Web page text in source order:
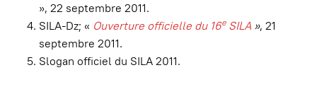
», 22 septembre 2011.
SILA-Dz; « Ouverture officielle du 16eSILA », 21
septembre 2011.
Slogan officiel du SILA 2011.